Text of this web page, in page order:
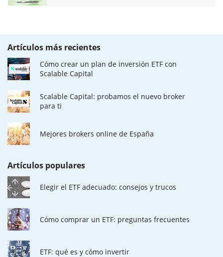
Artículos más recientes
Cómo crear un plan de inversión ETF con
Scalable Capital
Scalable Capital: probamos el nuevo broker
para ti
Mejores brokers online de España
Artículos populares
Elegir el ETF adecuado: consejos y trucos
Cómo comprar un ETF: preguntas frecuentes
ETF: qué es y cómo invertir